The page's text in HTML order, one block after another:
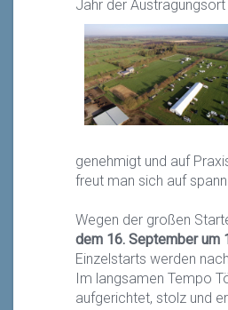
Jahr der
genehmigt und auf
freut man sich auf
Wegen der großen
dem 16. September um
Einzelstarts werden
Im langsamen Tempo
aufgerichtet, stolz und